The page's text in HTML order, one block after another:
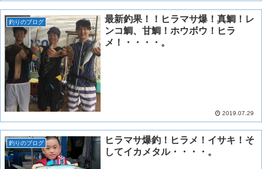
釣りのブログ
最新釣果！！ヒラマサ爆！真鯛！レ
ンコ鯛、甘鯛！ホウボウ！ヒラ
メ！・・・・。
2019.07.29
釣りのブログ
ヒラマサ爆釣！ヒラメ！イサキ！そ
してイカメタル・・・・。